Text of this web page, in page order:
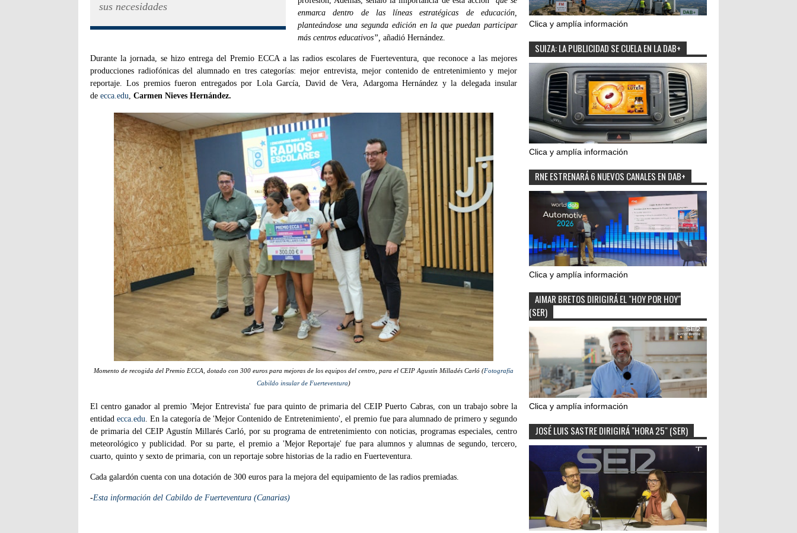
sus necesidades
enmarca dentro de las líneas estratégicas de educación,
planteándose una segunda edición en la que puedan participar
más centros educativos”, añadió Hernández.
Durante la jornada, se hizo entrega del Premio ECCA a las radios escolares de Fuerteventura, que reconoce a las mejores
producciones radiofónicas del alumnado en tres categorías: mejor entrevista, mejor contenido de entretenimiento y mejor
reportaje. Los premios fueron entregados por Lola García, David de Vera, Adargoma Hernández y la delegada insular
de ecca.edu Carmen Nieves Hernández.
Momento de recogida del Premio ECCA, dotado con 300 euros para mejoras de los equipos del centro, para el CEIP Agustín Milladés Carló (Fotografía
Cabildo insular de Fuerteventura)
El centro ganador al premio 'Mejor Entrevista' fue para quinto de primaria del CEIP Puerto Cabras, con un trabajo sobre la
entidadecca.edu . En la categoría de 'Mejor Contenido de Entretenimiento', el premio fue para alumnado de primero y segundo
de primaria del CEIP Agustín Millarés Carló, por su programa de entretenimiento con noticias, programas especiales, centro
meteorológico y publicidad. Por su parte, el premio a 'Mejor Reportaje' fue para alumnos y alumnas de segundo, tercero,
cuarto, quinto y sexto de primaria, con un reportaje sobre historias de la radio en Fuerteventura.
Cada galardón cuenta con una dotación de 300 euros para la mejora del equipamiento de las radios premiadas.
-Esta información del Cabildo de Fuerteventura (Canarias)
Clica y amplía información
SUIZA: LA PUBLICIDAD SE CUELA EN LA DAB+
Clica y amplía información
RNE ESTRENARÁ 6 NUEVOS CANALES EN DAB+
Clica y amplía información
AIMAR BRETOS DIRIGIRÁ EL "HOY POR HOY"
(SER)
Clica y amplía información
JOSÉ LUIS SASTRE DIRIGIRÁ "HORA 25" (SER)